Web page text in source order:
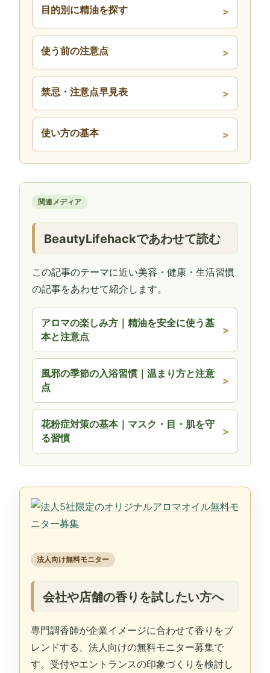
目的別に精油を探す
使う前の注意点
禁忌・注意点早見表
使い方の基本
関連メディア
BeautyLifehackであわせて読む
この記事のテーマに近い美容・健康・生活習慣
の記事をあわせて紹介します。
アロマの楽しみ方｜精油を安全に使う基
本と注意点
風邪の季節の入浴習慣｜温まり方と注意
点
花粉症対策の基本｜マスク・目・肌を守
る習慣
法人向け無料モニター
会社や店舗の香りを試したい方へ
専門調香師が企業イメージに合わせて香りをブ
レンドする、法人向けの無料モニター募集で
す。受付やエントランスの印象づくりを検討し